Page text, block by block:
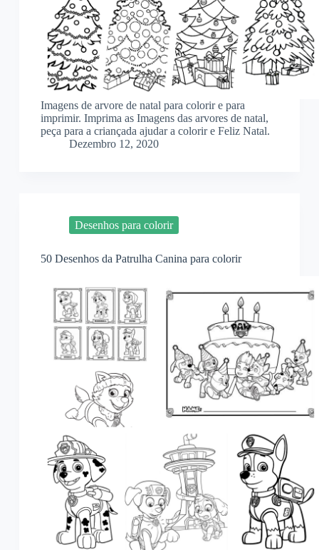
Imagens de arvore de natal para colorir e para
imprimir. Imprima as Imagens das arvores de natal,
peça para a criançada ajudar a colorir e Feliz Natal.
Dezembro 12, 2020
Desenhos para colorir
50 Desenhos da Patrulha Canina para colorir